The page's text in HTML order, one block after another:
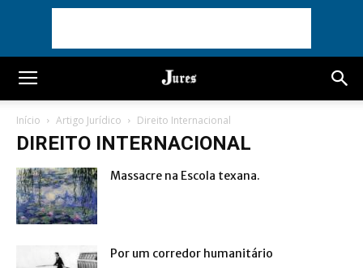
Início Artigo Jurídico Direito Internacional
DIREITO INTERNACIONAL
Massacre na Escola texana.
Por um corredor humanitário